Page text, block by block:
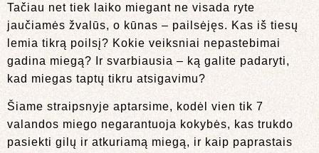
Tačiau net tiek laiko miegant ne visada ryte
jaučiamės žvalūs, o kūnas – pailsėjęs. Kas iš tiesų
lemia tikrą poilsį? Kokie veiksniai nepastebimai
gadina miegą? Ir svarbiausia – ką galite padaryti,
kad miegas taptų tikru atsigavimu?
Šiame straipsnyje aptarsime, kodėl vien tik 7
valandos miego negarantuoja kokybės, kas trukdo
pasiekti gilų ir atkuriamą miegą, ir kaip paprastais